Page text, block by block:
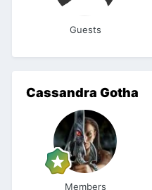
Guests
Cassandra Gotha
Members